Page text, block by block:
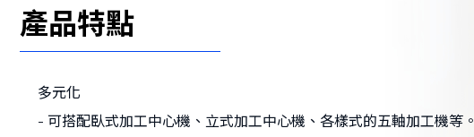
產品特點
多元化
- 可搭配臥式加工中心機、立式加工中心機、各樣式的五軸加工機等。